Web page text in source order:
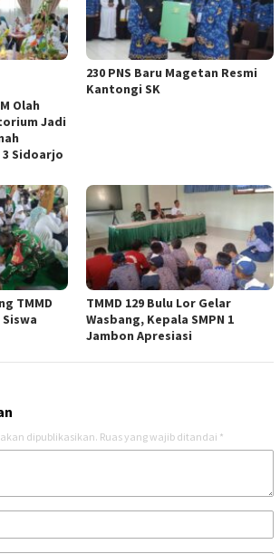
Olah
Jadi
3 Sidoarjo
230 PNS Baru Magetan Resmi
Kantongi SK
TMMD
TMMD 129 Bulu Lor Gelar
Wasbang, Kepala SMPN 1
Jambon Apresiasi
dipublikasikan. Ruas yang wajib ditandai *